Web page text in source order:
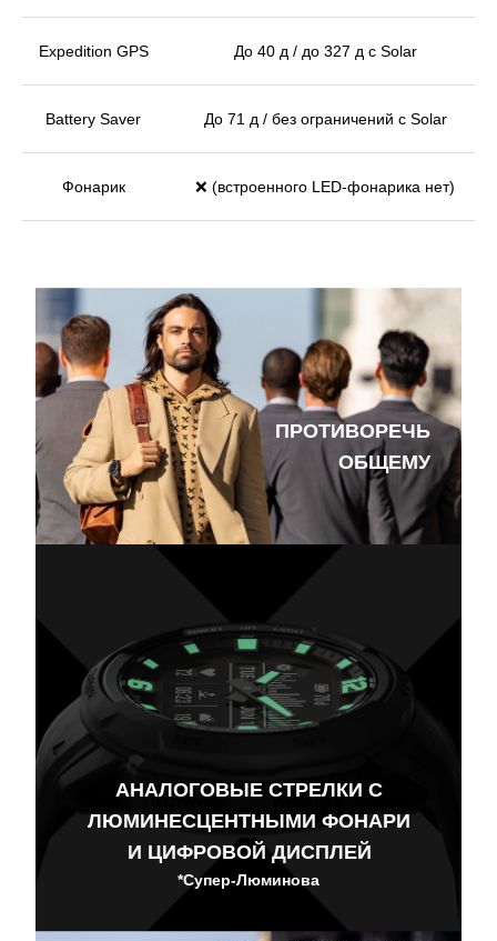
Expedition GPS До 40 д / до 327 д с Solar
Battery Saver До 71 д / без ограничений с Solar
Фонарик ❌ (встроенного LED-фонарика нет)
ПРОТИВОРЕЧЬ
ОБЩЕМУ
АНАЛОГОВЫЕ СТРЕЛКИ С
ЛЮМИНЕСЦЕНТНЫМИ ФОНАРИ
И ЦИФРОВОЙ ДИСПЛЕЙ
*Супер-Люминова